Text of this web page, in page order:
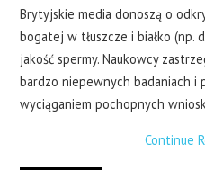
Brytyjskie media donoszą o
bogatej w tłuszcze i białko (np.
jakość spermy. Naukowcy
bardzo niepewnych badaniach i
wyciąganiem pochopnych
Continue